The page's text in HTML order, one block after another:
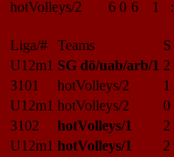
hotVolleys/2
6 0 6 1 :
Liga/# Teams S
U12m1 SG dö/uab/arb/1 2
3101
hotVolleys/2 1
U12m1 hotVolleys/2 0
3102
hotVolleys/1 2
U12m1 hotVolleys/1 2